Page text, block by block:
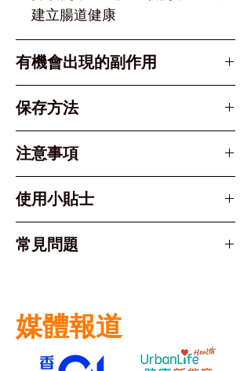
建立腸道健康
有機會出現的副作用
現：
排氣量暫時增加
大便習慣輕微改變
保存方法
注意事項
如正在服用抗生素，請最少相隔
用
使用小貼士
效果更佳
配合均衡飲食和充足睡眠，效果
更顯著
連續使用效果更佳，建議完成整
常見問題
果，完整效果需持續使用28天。
Q：可以與抗生素同時服用嗎？
媒體報道